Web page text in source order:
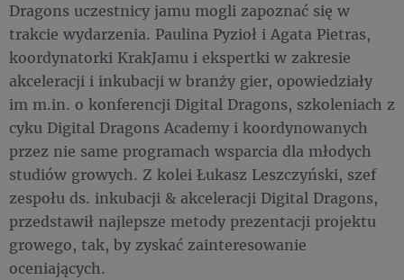
Dragons uczestnicy jamu mogli zapoznać się w
trakcie wydarzenia. Paulina Pyzioł i Agata Pietras,
koordynatorki KrakJamu i ekspertki w zakresie
akceleracji i inkubacji w branży gier, opowiedziały
im m.in. o konferencji Digital Dragons, szkoleniach z
cyku Digital Dragons Academy i koordynowanych
przez nie same programach wsparcia dla młodych
studiów growych. Z kolei Łukasz Leszczyński, szef
zespołu ds. inkubacji & akceleracji Digital Dragons,
przedstawił najlepsze metody prezentacji projektu
growego, tak, by zyskać zainteresowanie
oceniających.